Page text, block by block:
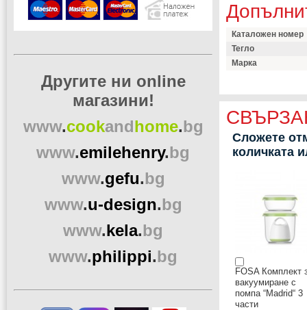
Каталожен номер
Тегло
Марка
Сложете
количката
FOSA Комплект
вакуумиране с
помпа “Madrid“ 3
части
Другите ни online
магазини!
www.cookandhome.bg
www.emilehenry.bg
www.gefu.bg
www.u-design.bg
www.kela.bg
www.philippi.bg